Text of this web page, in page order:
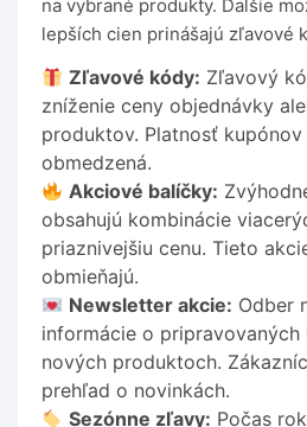
na vybrané produkty. Ďalšie
lepších cien prinášajú zľavové
Zľavové kódy: Zľavový
zníženie ceny objednávky
produktov. Platnosť
obmedzená.
Akciové balíčky:
obsahujú kombinácie
priaznivejšiu cenu. Tieto
obmieňajú.
Newsletter akcie: Odber
informácie o pripravovaných
nových produktoch.
prehľad o novinkách.
Sezónne zľavy: Počas